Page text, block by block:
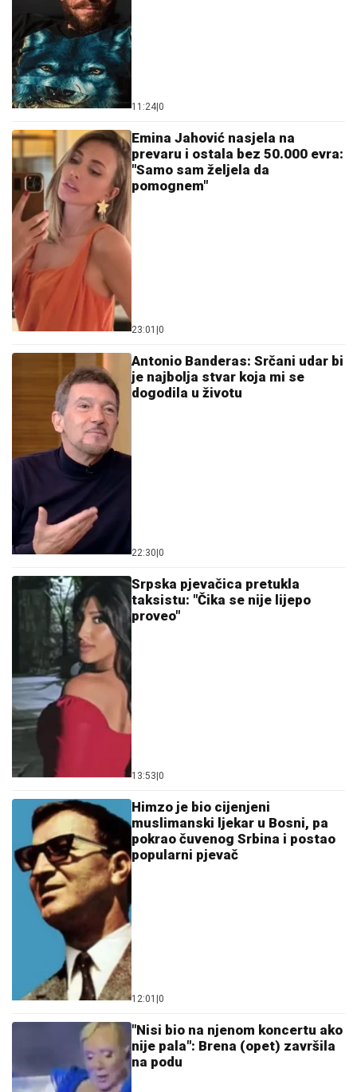
11:24 0
Emina Jahović nasjela na
prevaru i ostala bez 50.000 evra:
"Samo sam željela da
pomognem"
23:01 0
Antonio Banderas: Srčani udar bi
je najbolja stvar koja mi se
dogodila u životu
22:30 0
Srpska pjevačica pretukla
taksistu: "Čika se nije lijepo
proveo"
13:53 0
Himzo je bio cijenjeni
muslimanski ljekar u Bosni, pa
pokrao čuvenog Srbina i postao
popularni pjevač
12:01 0
"Nisi bio na njenom koncertu ako
nije pala": Brena (opet) završila
na podu